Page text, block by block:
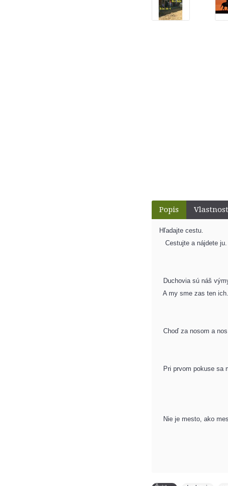
Popis
Hľadajte cestu.
Cestujte a nájdete ju.
Duchovia sú náš
A my sme zas ten ich.
Choď za nosom a
Pri prvom pokuse sa
Nie je mesto, ako
-